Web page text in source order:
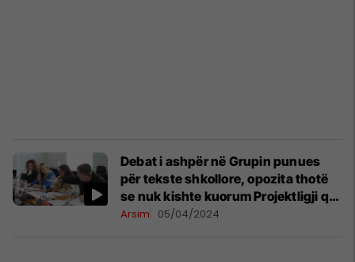
Debat i ashpër në Grupin punues
për tekste shkollore, opozita thotë
se nuk kishte kuorum Projektligji që
kaloi në lexim të parë
Arsim 05/04/2024